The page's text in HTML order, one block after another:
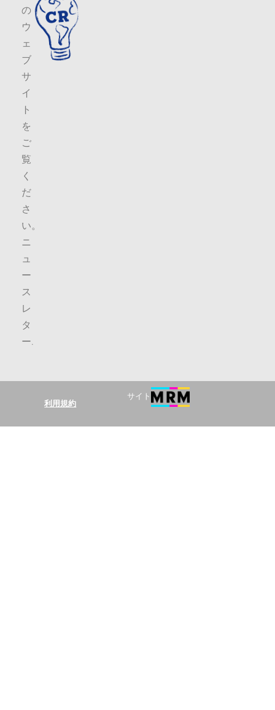
の
ウ
ェ
ブ
サ
イ
ト
を
ご
覧
く
だ
さ
い。
ニ
ュ
ー
ス
レ
タ
ー.
利用規約
サイト